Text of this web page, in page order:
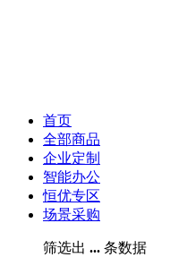
首页
全部商品
企业定制
智能办公
恒优专区
场景采购
筛选出 ... 条数据